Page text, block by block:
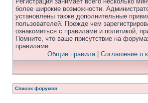
более широкие возможности.
установлены также дополнительные
пользователей. Прежде чем
ознакомиться с правилами и политикой,
Помните, что ваше присутствие на
правилами.
Общие правила| Соглашение о
Список форумов